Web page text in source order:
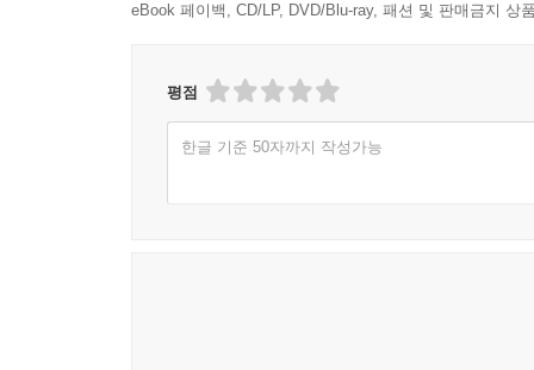
eBook 페이백, CD/LP, DVD/Blu-ray, 패션 및 판매금지 상
평점
한글 기준 50자까지 작성가능